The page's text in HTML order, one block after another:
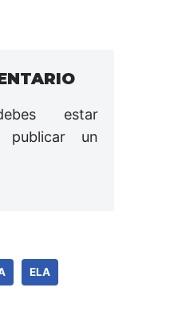
estar
un
ELA